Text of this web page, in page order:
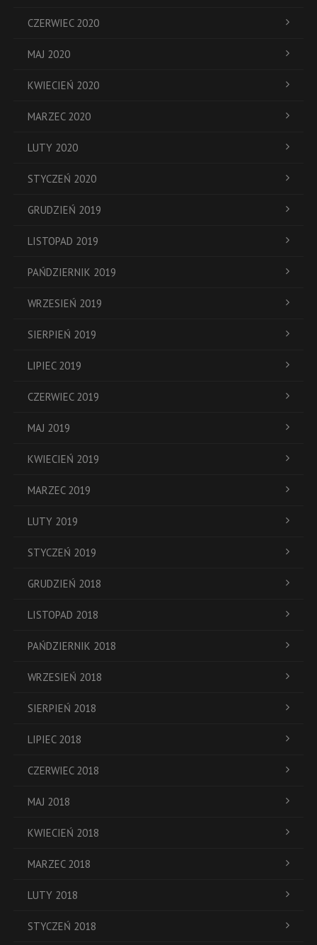
CZERWIEC 2020
MAJ 2020
KWIECIEŃ 2020
MARZEC 2020
LUTY 2020
STYCZEŃ 2020
GRUDZIEŃ 2019
LISTOPAD 2019
PAŃDZIERNIK 2019
WRZESIEŃ 2019
SIERPIEŃ 2019
LIPIEC 2019
CZERWIEC 2019
MAJ 2019
KWIECIEŃ 2019
MARZEC 2019
LUTY 2019
STYCZEŃ 2019
GRUDZIEŃ 2018
LISTOPAD 2018
PAŃDZIERNIK 2018
WRZESIEŃ 2018
SIERPIEŃ 2018
LIPIEC 2018
CZERWIEC 2018
MAJ 2018
KWIECIEŃ 2018
MARZEC 2018
LUTY 2018
STYCZEŃ 2018